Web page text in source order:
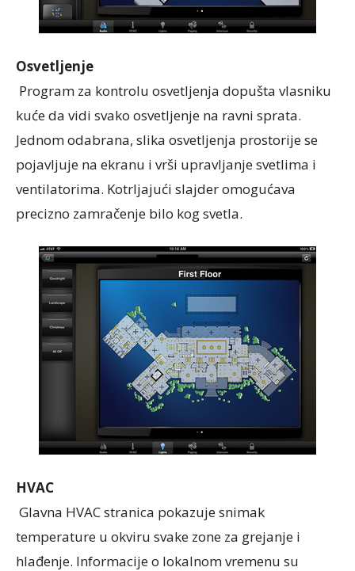
Osvetljenje
Program za kontrolu osvetljenja dopušta vlasniku
kuće da vidi svako osvetljenje na ravni sprata.
Jednom odabrana, slika osvetljenja prostorije se
pojavljuje na ekranu i vrši upravljanje svetlima i
ventilatorima. Kotrljajući slajder omogućava
precizno zamračenje bilo kog svetla.
HVAC
Glavna HVAC stranica pokazuje snimak
temperature u okviru svake zone za grejanje i
hlađenje. Informacije o lokalnom vremenu su